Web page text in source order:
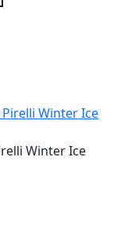
Winter Ice